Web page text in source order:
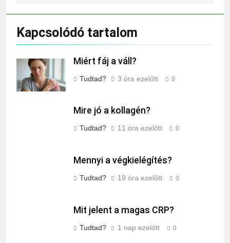
Kapcsolódó tartalom
Miért fáj a váll?
Tudtad? 3 óra ezelőtt 0
Mire jó a kollagén?
Tudtad? 11 óra ezelőtt 0
Mennyi a végkielégítés?
Tudtad? 19 óra ezelőtt 0
Mit jelent a magas CRP?
Tudtad? 1 nap ezelőtt 0